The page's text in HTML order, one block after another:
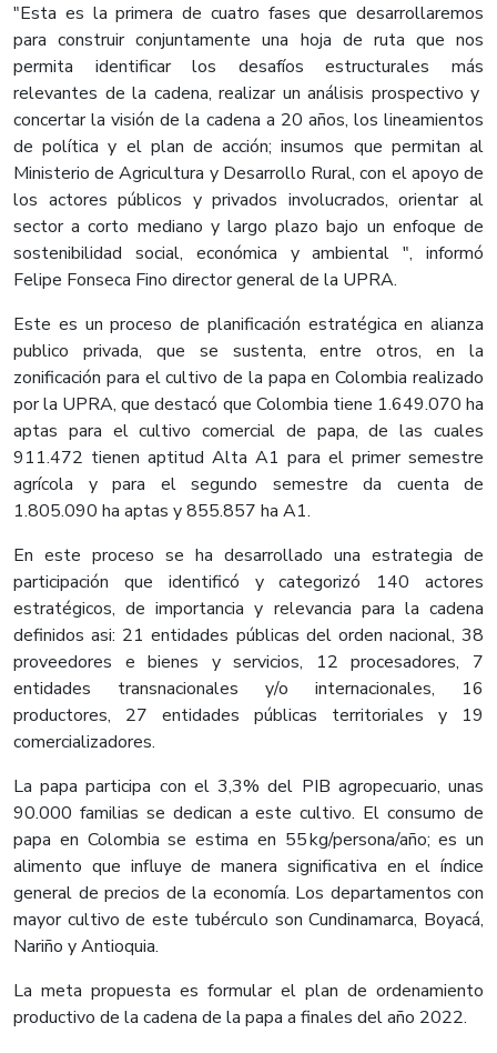
"Esta es la primera de cuatro fases que desarrollaremos
para construir conjuntamente una hoja de ruta que nos
permita identificar los desafíos estructurales más
relevantes de la cadena, realizar un análisis prospectivo y
concertar la visión de la cadena a 20 años, los lineamientos
de política y el plan de acción; insumos que permitan al
Ministerio de Agricultura y Desarrollo Rural, con el apoyo de
los actores públicos y privados involucrados, orientar al
sector a corto mediano y largo plazo bajo un enfoque de
sostenibilidad social, económica y ambiental ", informó
Felipe Fonseca Fino director general de la UPRA.
Este es un proceso de planificación estratégica en alianza
publico privada, que se sustenta, entre otros, en la
zonificación para el cultivo de la papa en Colombia realizado
por la UPRA, que destacó que Colombia tiene 1.649.070 ha
aptas para el cultivo comercial de papa, de las cuales
911.472 tienen aptitud Alta A1 para el primer semestre
agrícola y para el segundo semestre da cuenta de
1.805.090 ha aptas y 855.857 ha A1.
En este proceso se ha desarrollado una estrategia de
participación que identificó y categorizó 140 actores
estratégicos, de importancia y relevancia para la cadena
definidos asi: 21 entidades públicas del orden nacional, 38
proveedores e bienes y servicios, 12 procesadores, 7
entidades transnacionales y/o internacionales, 16
productores, 27 entidades públicas territoriales y 19
comercializadores.
La papa participa con el 3,3% del PIB agropecuario, unas
90.000 familias se dedican a este cultivo. El consumo de
papa en Colombia se estima en 55 kg/persona/año; es un
alimento que influye de manera significativa en el índice
general de precios de la economía. Los departamentos con
mayor cultivo de este tubérculo son Cundinamarca, Boyacá,
Nariño y Antioquia.
La meta propuesta es formular el plan de ordenamiento
productivo de la cadena de la papa a finales del año 2022.